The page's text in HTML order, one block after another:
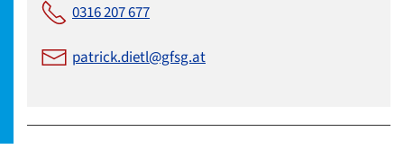
0316 207 677
patrick.dietl@gfsg.at